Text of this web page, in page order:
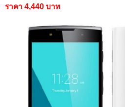
ราคา 4,440 บาท